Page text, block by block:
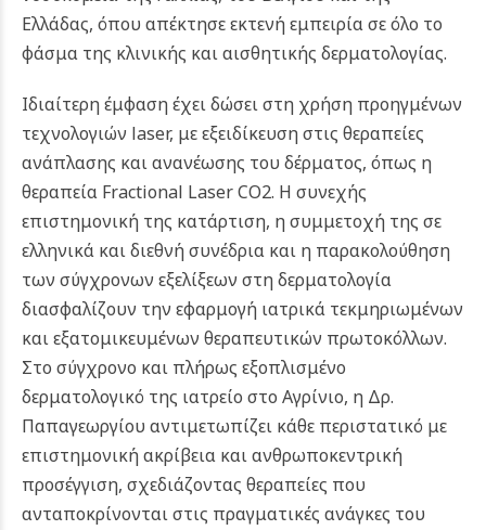
Ελλάδας, όπου απέκτησε εκτενή εμπειρία σε όλο το
φάσμα της κλινικής και αισθητικής δερματολογίας.
Ιδιαίτερη έμφαση έχει δώσει στη χρήση προηγμένων
τεχνολογιών laser, με εξειδίκευση στις θεραπείες
ανάπλασης και ανανέωσης του δέρματος, όπως η
θεραπεία Fractional Laser CO2. Η συνεχής
επιστημονική της κατάρτιση, η συμμετοχή της σε
ελληνικά και διεθνή συνέδρια και η παρακολούθηση
των σύγχρονων εξελίξεων στη δερματολογία
διασφαλίζουν την εφαρμογή ιατρικά τεκμηριωμένων
και εξατομικευμένων θεραπευτικών πρωτοκόλλων.
Στο σύγχρονο και πλήρως εξοπλισμένο
δερματολογικό της ιατρείο στο Αγρίνιο, η Δρ.
Παπαγεωργίου αντιμετωπίζει κάθε περιστατικό με
επιστημονική ακρίβεια και ανθρωποκεντρική
προσέγγιση, σχεδιάζοντας θεραπείες που
ανταποκρίνονται στις πραγματικές ανάγκες του